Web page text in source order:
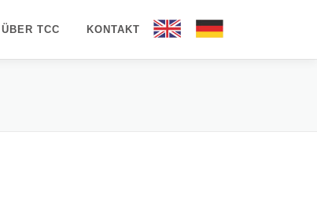
ÜBER TCC KONTAKT EN